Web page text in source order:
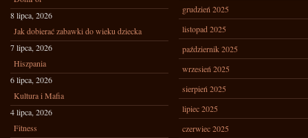
8 lipca, 2026
Jak dobierać zabawki do wieku dziecka
7 lipca, 2026
Hiszpania
6 lipca, 2026
Kultura i Mafia
4 lipca, 2026
Fitness
grudzień 2025
listopad 2025
październik 2025
wrzesień 2025
sierpień 2025
lipiec 2025
czerwiec 2025